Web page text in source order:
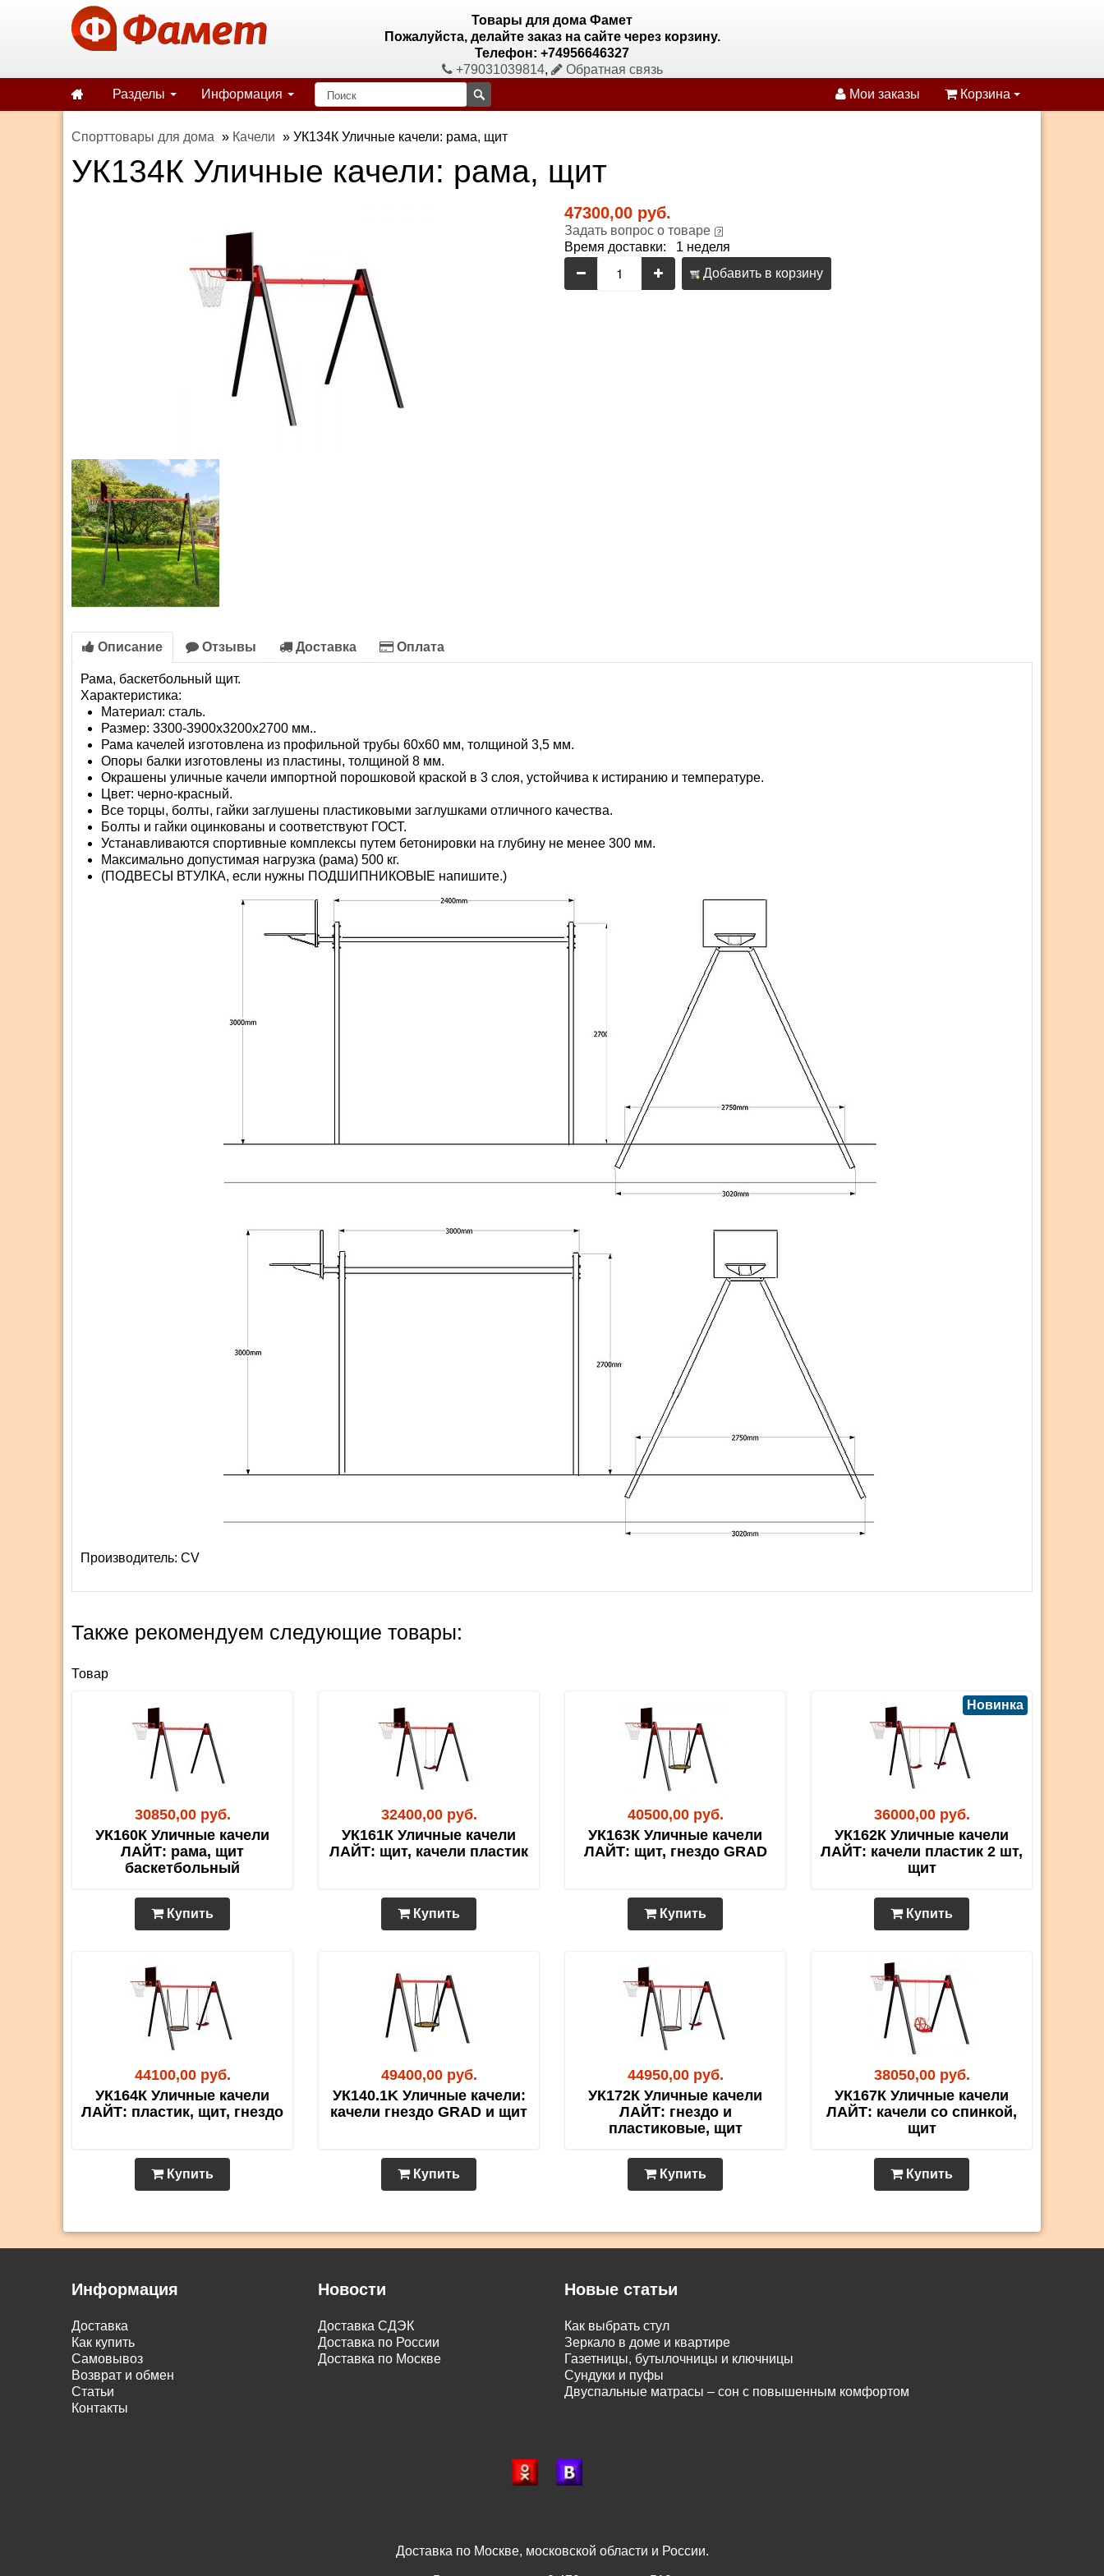
Товары для дома Фамет
Пожалуйста, делайте заказ на сайте через корзину.
Телефон: +74956646327
+79031039814,
Обратная связь
Разделы
Информация Мои заказы Корзина
Спорттовары для дома » Качели » УК134К Уличные качели: рама, щит
УК134К Уличные качели: рама, щит
47300,00 руб.
Задать вопрос о товаре
Время доставки: 1 неделя
Добавить в корзину
Описание Отзывы Доставка Оплата
Рама, баскетбольный щит.
Характеристика:
Материал: сталь.
Размер: 3300-3900x3200x2700 мм..
Рама качелей изготовлена из профильной трубы 60х60 мм, толщиной 3,5 мм.
Опоры балки изготовлены из пластины, толщиной 8 мм.
Окрашены уличные качели импортной порошковой краской в 3 слоя, устойчива к истиранию и температуре.
Цвет: черно-красный.
Все торцы, болты, гайки заглушены пластиковыми заглушками отличного качества.
Болты и гайки оцинкованы и соответствуют ГОСТ.
Устанавливаются спортивные комплексы путем бетонировки на глубину не менее 300 мм.
Максимально допустимая нагрузка (рама) 500 кг.
(ПОДВЕСЫ ВТУЛКА, если нужны ПОДШИПНИКОВЫЕ напишите.)
Производитель: СV
Также рекомендуем следующие товары:
Товар
30850,00 руб.
УК160К Уличные качели
ЛАЙТ: рама, щит
баскетбольный
Купить
32400,00 руб.
УК161К Уличные качели
ЛАЙТ: щит, качели пластик
Купить
40500,00 руб.
УК163К Уличные качели
ЛАЙТ: щит, гнездо GRAD
Купить
36000,00 руб.
Новинка
УК162К Уличные качели
ЛАЙТ: качели пластик 2 шт,
щит
Купить
44100,00 руб.
УК164К Уличные качели
ЛАЙТ: пластик, щит, гнездо
Купить
49400,00 руб.
УК140.1K Уличные качели:
качели гнездо GRAD и щит
Купить
44950,00 руб.
УК172К Уличные качели
ЛАЙТ: гнездо и
пластиковые, щит
Купить
38050,00 руб.
УК167К Уличные качели
ЛАЙТ: качели со спинкой,
щит
Купить
Информация
Доставка
Как купить
Самовывоз
Возврат и обмен
Статьи
Контакты
Новости
Доставка СДЭК
Доставка по России
Доставка по Москве
Новые статьи
Как выбрать стул
Зеркало в доме и квартире
Газетницы, бутылочницы и ключницы
Сундуки и пуфы
Двуспальные матрасы – сон с повышенным комфортом
Доставка по Москве, московской области и России.